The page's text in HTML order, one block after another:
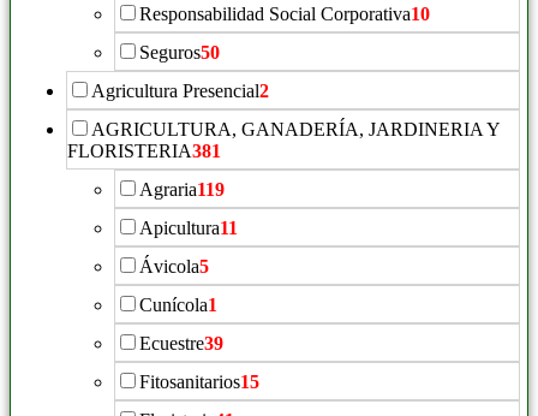
Responsabilidad Social Corporativa10
Seguros50
Agricultura Presencial2
AGRICULTURA, GANADERÍA, JARDINERIA Y
FLORISTERIA381
Agraria119
Apicultura11
Ávicola5
Cunícola1
Ecuestre39
Fitosanitarios15